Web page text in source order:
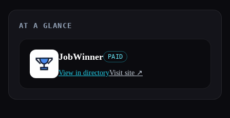
Blog
Toutes les catégories
AT A GLANCE
JobWinner PAID
View in directoryVisit site ↗︎